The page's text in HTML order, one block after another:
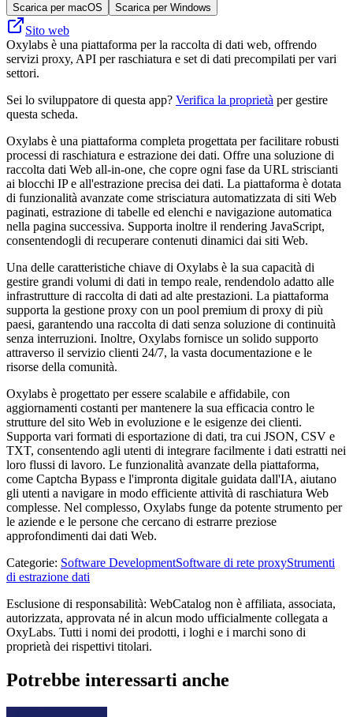
Scarica per macOS Scarica per Windows
Sito web
Oxylabs è una piattaforma per la raccolta di dati web, offrendo
servizi proxy, API per raschiatura e set di dati precompilati per vari
settori.
Sei lo sviluppatore di questa app? Verifica la proprietà per gestire
questa scheda.
Oxylabs è una piattaforma completa progettata per facilitare robusti
processi di raschiatura e estrazione dei dati. Offre una soluzione di
raccolta dati Web all-in-one, che copre ogni fase da URL striscianti
ai blocchi IP e all'estrazione precisa dei dati. La piattaforma è dotata
di funzionalità avanzate come strisciatura automatizzata di siti Web
paginati, estrazione di tabelle ed elenchi e navigazione automatica
nella pagina successiva. Supporta inoltre il rendering JavaScript,
consentendogli di recuperare contenuti dinamici dai siti Web.
Una delle caratteristiche chiave di Oxylabs è la sua capacità di
gestire grandi volumi di dati in tempo reale, rendendolo adatto alle
infrastrutture di raccolta di dati ad alte prestazioni. La piattaforma
supporta la gestione proxy con un pool premium di proxy di più
paesi, garantendo una raccolta di dati senza soluzione di continuità
senza interruzioni. Inoltre, Oxylabs fornisce un solido supporto
attraverso il servizio clienti 24/7, la vasta documentazione e le
risorse della comunità.
Oxylabs è progettato per essere scalabile e affidabile, con
aggiornamenti costanti per mantenere la sua efficacia contro le
strutture del sito Web in evoluzione e le esigenze dei clienti.
Supporta vari formati di esportazione di dati, tra cui JSON, CSV e
TXT, consentendo agli utenti di integrare facilmente i dati estratti nei
loro flussi di lavoro. Le funzionalità avanzate della piattaforma,
come Captcha Bypass e l'impronta digitale guidata dall'IA, aiutano
gli utenti a navigare in modo efficiente attività di raschiatura Web
complesse. Nel complesso, Oxylabs funge da potente strumento per
le aziende e le persone che cercano di estrarre preziose
approfondimenti dai dati Web.
Categorie: Software DevelopmentSoftware di rete proxyStrumenti
di estrazione dati
Esclusione di responsabilità: WebCatalog non è affiliata, associata,
autorizzata, approvata né in alcun modo ufficialmente collegata a
OxyLabs. Tutti i nomi dei prodotti, i loghi e i marchi sono di
proprietà dei rispettivi titolari.
Potrebbe interessarti anche